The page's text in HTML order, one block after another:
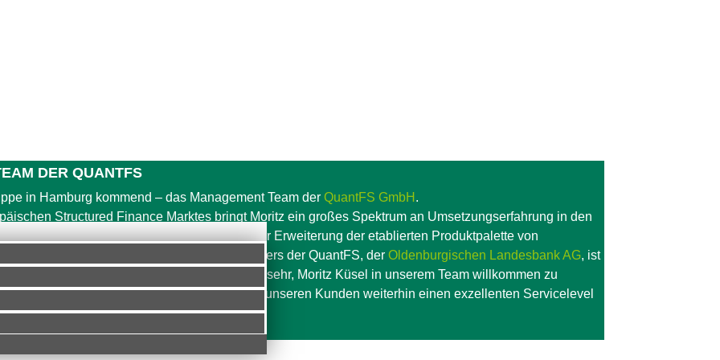
DER QUANTFS
in Hamburg kommend – das Management Team der QuantFS GmbH .
Structured Finance Marktes bringt Moritz ein großes Spektrum an Umsetzungserfahrung in den
mit. Der Fokus von Moritz Küsel wird auf der Erweiterung der etablierten Produktpalette von
liegen. Von Seiten des Gesellschafters der QuantFS, der Oldenburgischen Landesbank AG, ist
mit zu begleiten. „Wir freuen uns sehr, Moritz Küsel in unserem Team willkommen zu
unsere Wachstumsziele zu erreichen und unseren Kunden weiterhin einen exzellenten Servicelevel